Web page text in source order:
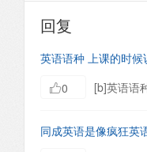
回复
英语语种 上课的时
0
同成英语是像疯狂英